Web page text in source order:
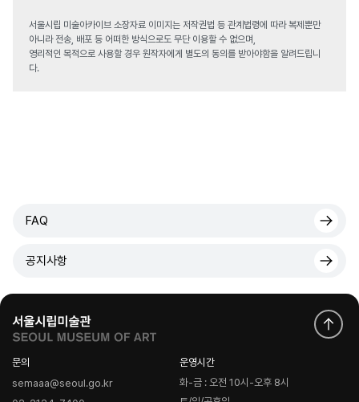
서울시립 미술아카이브 소장자료 이미지는 저작권법 등 관계법령에 따라 복제뿐만
아니라 전송, 배포 등 어떠한 방식으로도 무단 이용할 수 없으며,
영리적인 목적으로 사용할 경우 원작자에게 별도의 동의를 받아야함을 알려드립니
다.
FAQ
공지사항
문의
semaaa@seoul.go.kr
운영시간
화-금 : 오전 10시-오후 8시